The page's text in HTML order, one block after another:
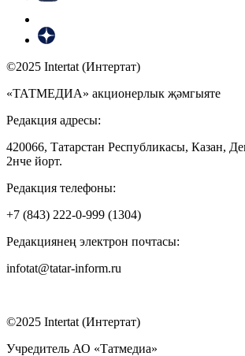
©2025 Intertat (Интертат)
«ТАТМЕДИА» акционерлык җәмгыяте
Редакция адресы:
420066, Татарстан Республикасы, Казан,
2нче йорт.
Редакция телефоны:
+7 (843) 222-0-999 (1304)
Редакциянең электрон почтасы:
infotat@tatar-inform.ru
©2025 Intertat (Интертат)
Учредитель АО «Татмедиа»